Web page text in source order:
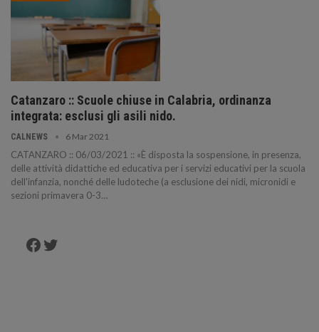
Catanzaro :: Scuole chiuse in Calabria, ordinanza
integrata: esclusi gli asili nido.
CALNEWS 6 Mar 2021
CATANZARO :: 06/03/2021 :: «È disposta la sospensione, in presenza,
delle attività didattiche ed educativa per i servizi educativi per la scuola
dell'infanzia, nonché delle ludoteche (a esclusione dei nidi, micronidi e
sezioni primavera 0-3…
Facebook
Twitter